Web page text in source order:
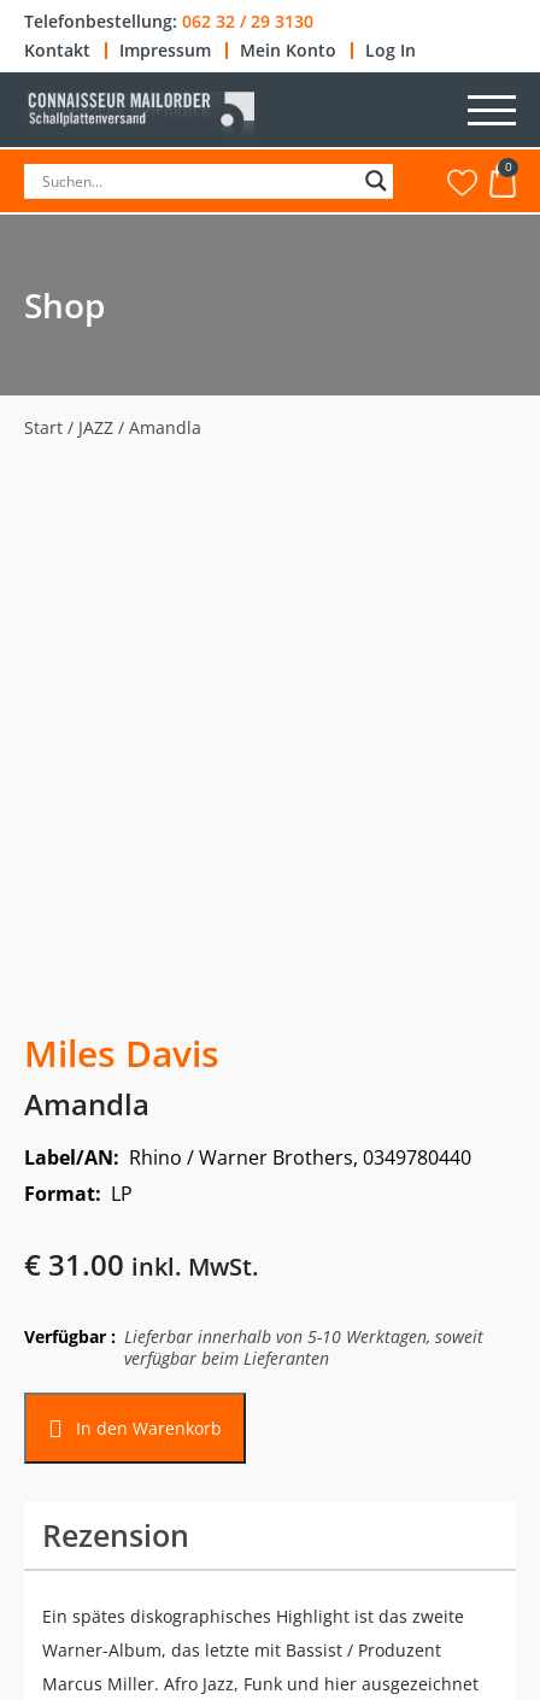
Telefonbestellung: 062 32 / 29 3130
Kontakt
Impressum Mein Konto Log In
0
Shop
Start / JAZZ / Amandla
Miles Davis
Amandla
Label/AN: Rhino / Warner Brothers, 0349780440
Format: LP
€ 31.00 inkl. MwSt.
Verfügbar : Lieferbar innerhalb von 5-10 Werktagen, soweit
verfügbar beim Lieferanten
In den Warenkorb
Rezension
Ein spätes diskographisches Highlight ist das zweite
Warner-Album, das letzte mit Bassist / Produzent
Marcus Miller. Afro Jazz, Funk und hier ausgezeichnet